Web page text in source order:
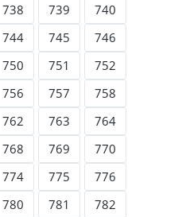
738 739
740
744 745
746
750 751
752
756 757
758
762 763
764
768 769
770
774 775
776
780 781
782